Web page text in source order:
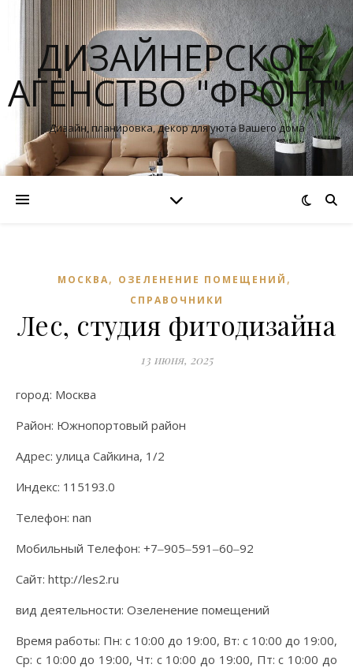
ДИЗАЙНЕРСКОЕ
АГЕНСТВО "ФРОНТ"
Дизайн, планировка, декор для уюта Вашего дома
МОСКВА, ОЗЕЛЕНЕНИЕ ПОМЕЩЕНИЙ ,
СПРАВОЧНИКИ
Лес, студия фитодизайна
13 июня, 2025
город: Москва
Район: Южнопортовый район
Адрес: улица Сайкина, 1/2
Индекс: 115193.0
Телефон: nan
Мобильный Телефон: +7‒905‒591‒60‒92
Сайт: http://les2.ru
вид деятельности: Озеленение помещений
Время работы: Пн: с 10:00 до 19:00, Вт: с 10:00 до 19:00,
Ср: с 10:00 до 19:00, Чт: с 10:00 до 19:00, Пт: с 10:00 до